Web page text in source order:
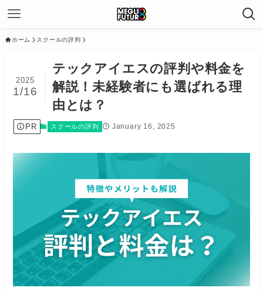
ホーム スクールの評判
テックアイエスの評判や料金を
解説！未経験者にも選ばれる理
由とは？
2025
1/16
PR スクールの評判 January 16, 2025